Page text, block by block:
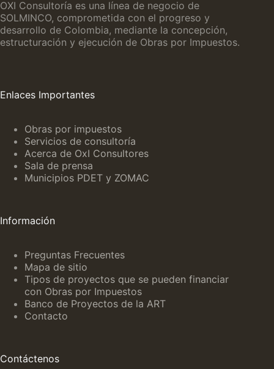
OXI Consultoría es una línea de negocio de
SOLMINCO, comprometida con el progreso y
desarrollo de Colombia, mediante la concepción,
estructuración y ejecución de Obras por Impuestos.
Enlaces Importantes
Obras por impuestos
Servicios de consultoría
Acerca de OxI Consultores
Sala de prensa
Municipios PDET y ZOMAC
Información
Preguntas Frecuentes
Mapa de sitio
Tipos de proyectos que se pueden financiar
con Obras por Impuestos
Banco de Proyectos de la ART
Contacto
Contáctenos